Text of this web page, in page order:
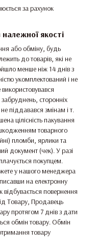
за рахунок
якості
або обміну, будь
до товарів, які не
менше ніж 14 днів з
укомплектований і не
забруднень, сторонніх
піддавався змінам і т.
цілісність пакування
товарного
пломби, ярлики та
документ (чек). У разі
покупцем.
у нашого менеджера
на електронну
повернення
Товару, Продавець
протягом 7 днів з дати
обмін товару. Обмін
товару